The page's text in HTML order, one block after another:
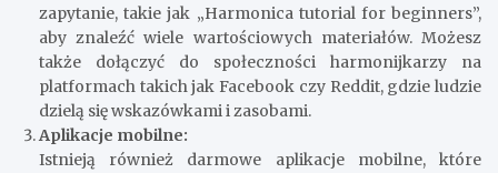
zapytanie, takie jak „Harmonica tutorial for beginners”,
aby znaleźć wiele wartościowych materiałów. Możesz
także dołączyć do społeczności harmonijkarzy na
platformach takich jak Facebook czy Reddit, gdzie ludzie
dzielą się wskazówkami i zasobami.
Aplikacje mobilne:
Istnieją również darmowe aplikacje mobilne, które